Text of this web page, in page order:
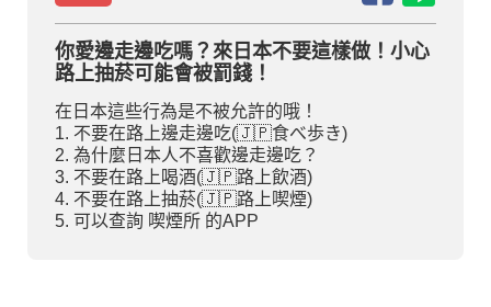
線上體驗
部落格 粉絲團
你愛邊走邊吃嗎？來日本不要這樣做！小心
路上抽菸可能會被罰錢！
在日本這些行為是不被允許的哦！
1. 不要在路上邊走邊吃(🇯🇵食べ歩き)
2. 為什麼日本人不喜歡邊走邊吃？
3. 不要在路上喝酒(🇯🇵路上飲酒)
4. 不要在路上抽菸(🇯🇵路上喫煙)
5. 可以查詢 喫煙所 的APP